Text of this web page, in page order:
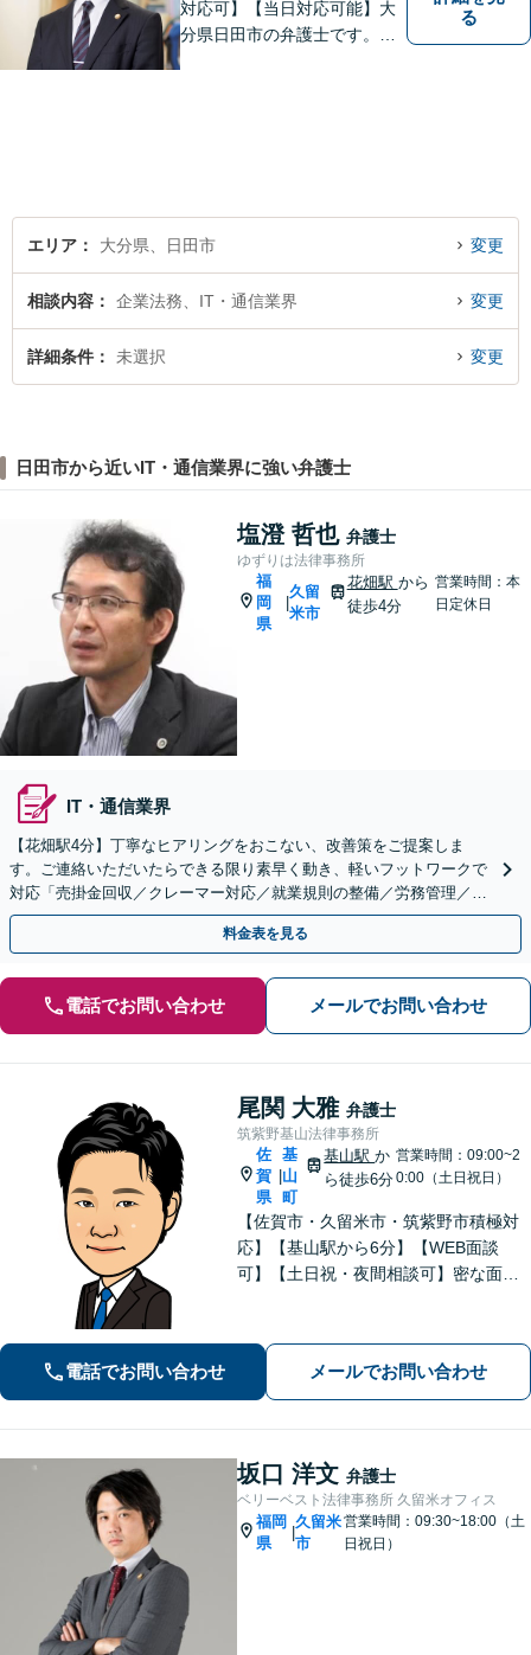
対応可】【当日対応可能】大
分県日田市の弁護士です。離
る
エリア 大分県、日田市 変更
相談内容 企業法務、IT・通信業界 変更
詳細条件 未選択 変更
日田市から近いIT・通信業界に強い弁護士
塩澄 哲也 弁護士
ゆずりは法律事務所
福
岡
県
久留
米市
花畑駅 から
徒歩4分
営業時間：本
日定休日
IT・通信業界
【花畑駅4分】丁寧なヒアリングをおこない、改善策をご提案しま
す。ご連絡いただいたらできる限り素早く動き、軽いフットワークで
対応「売掛金回収／クレーマー対応／就業規則の整備／労務管理／契
約書のリーガルチェックなど」【顧問契約可】
料金表を見る
電話でお問い合わせ メールでお問い合わせ
尾関 大雅 弁護士
筑紫野基山法律事務所
佐
賀
県
基
山
町
基山駅か
ら徒歩6分
営業時間：09:00~2
0:00（土日祝日）
【佐賀市・久留米市・筑紫野市積極対
応】【基山駅から6分】【WEB面談
可】【土日祝・夜間相談可】密な面談
り、最善を尽くします。「相談者様に
寄り添い親身に対応」【個室対応／守
秘義務厳守】
電話でお問い合わせ メールでお問い合わせ
坂口 洋文 弁護士
ベリーベスト法律事務所 久留米オフィス
福岡
県
|
久留米
市
営業時間：09:30~18:00（土
日祝日）